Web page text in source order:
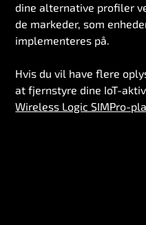
dine alternative profiler
de markeder, som
implementeres på.
Hvis du vil have flere
at fjernstyre dine IoT-
Wireless Logic SIMPro-